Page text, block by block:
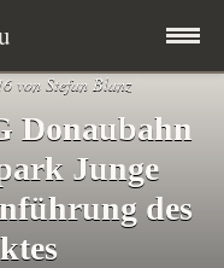
von Stefan Blanz
Donaubahn
Junge
des